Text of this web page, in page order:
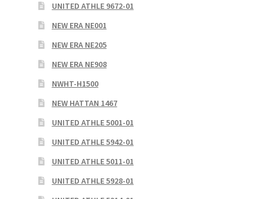
UNITED ATHLE 9672-01
NEW ERA NE001
NEW ERA NE205
NEW ERA NE908
NWHT-H1500
NEW HATTAN 1467
UNITED ATHLE 5001-01
UNITED ATHLE 5942-01
UNITED ATHLE 5011-01
UNITED ATHLE 5928-01